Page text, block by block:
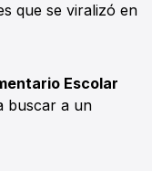
que se viralizó en
Escolar
buscar a un